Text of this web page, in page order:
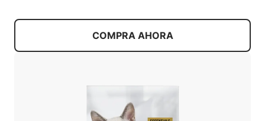
COMPRA AHORA